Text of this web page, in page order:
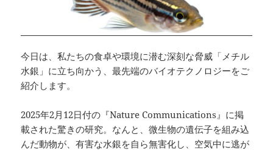
今日は、私たちの食卓や環境に潜む深刻な脅威「メチル
水銀」に立ち向かう、最先端のバイオテクノロジーをご
紹介します。
2025年2月12日付の『Nature Communications』に掲
載された驚きの研究。なんと、微生物の遺伝子を組み込
んだ動物が、有害な水銀を自ら無害化し、空気中に逃が